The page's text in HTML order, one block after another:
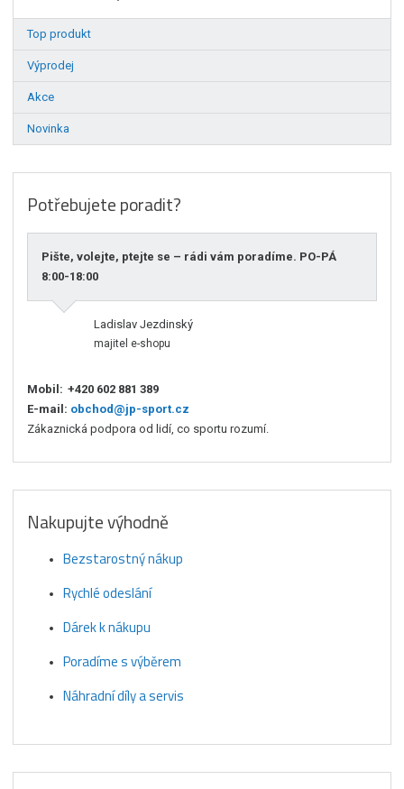
Top produkt
Výprodej
Akce
Novinka
Potřebujete poradit?
Pište, volejte, ptejte se – rádi vám poradíme. PO-PÁ
8:00-18:00
Ladislav Jezdinský
majitel e-shopu
Mobil: +420 602 881 389
E-mail: obchod@jp-sport.cz
Zákaznická podpora od lidí, co sportu rozumí.
Nakupujte výhodně
Bezstarostný nákup
Rychlé odeslání
Dárek k nákupu
Poradíme s výběrem
Náhradní díly a servis